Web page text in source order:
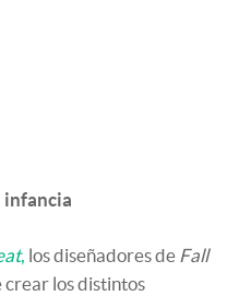
infancia
, los diseñadores de Fall
crear los distintos